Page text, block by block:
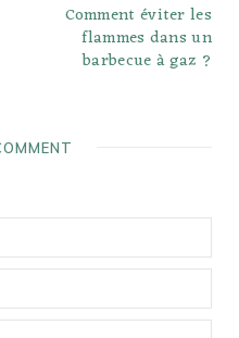
Comment éviter les
flammes dans un
barbecue à gaz ?